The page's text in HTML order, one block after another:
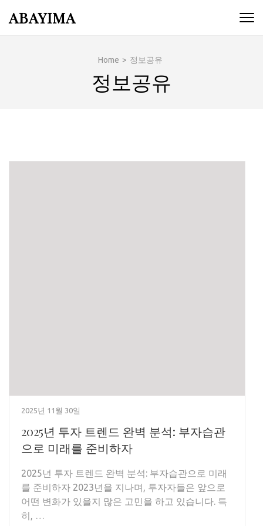
toABAYIMA
Home > 정보공유
정보공유
2025년 11월 30일
2025년 투자 트렌드 완벽 분석: 부자습관
으로 미래를 준비하자
2025년 투자 트렌드 완벽 분석: 부자습관으로 미래
를 준비하자 2023년을 지나며, 투자자들은 앞으로
어떤 변화가 있을지 많은 고민을 하고 있습니다. 특
히, …